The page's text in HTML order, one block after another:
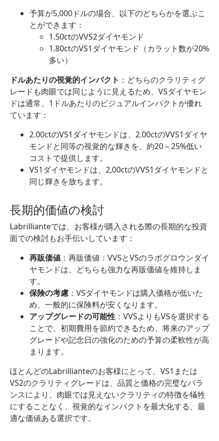
予算が5,000ドルの場合、以下のどちらかを選ぶこ
とができます：
1.50ctのVVS2ダイヤモンド
1.80ctのVS1ダイヤモンド（カラット数が20%
多い）
ドルあたりの視覚的インパクト ：どちらのクラリティグ
レードも肉眼では同じように見えるため、VSダイヤモン
ドは通常、1ドルあたりのビジュアルインパクトが優れ
ています：
2.00ctのVS1ダイヤモンドは、2.00ctのVVS1ダイヤ
モンドと同等の視覚的な輝きを、約20～25%低い
コストで提供します。
VS1ダイヤモンドは、2,00ctのVVS1ダイヤモンドと
同じ輝きを放ちます。
長期的価値の検討
Labrillianteでは、お客様が購入される際の長期的な投資
面での検討もお手伝いしています：
再販価値 ：再販価値：VVSとVSのラボグロウンダイ
ヤモンドは、どちらも強力な再販価値を維持しま
す。
保険の考慮 ：VSダイヤモンドは購入価格が低いた
め、一般的に保険料が安くなります。
アップグレードの可能性 ：VVSよりもVSを選択する
ことで、初期費用を節約できるため、将来のアップ
グレードや記念日の強化のための予算の柔軟性が高
まります。
ほとんどのLabrillianteのお客様にとって、VS1または
VS2のクラリティグレードは、品質と価格の完璧なバラ
ンスにより、肉眼では見えないクラリティの特徴を犠牲
にすることなく、視覚的なインパクトを最大化する、最
適な価値ある選択です。